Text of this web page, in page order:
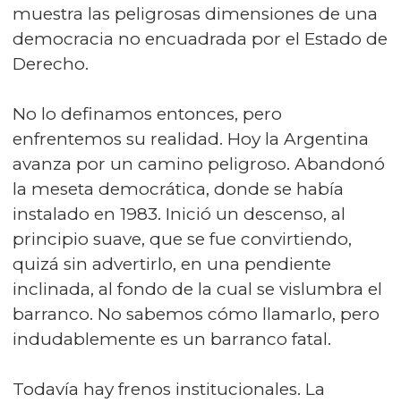
muestra las peligrosas dimensiones de una
democracia no encuadrada por el Estado de
Derecho.
No lo definamos entonces, pero
enfrentemos su realidad. Hoy la Argentina
avanza por un camino peligroso. Abandonó
la meseta democrática, donde se había
instalado en 1983. Inició un descenso, al
principio suave, que se fue convirtiendo,
quizá sin advertirlo, en una pendiente
inclinada, al fondo de la cual se vislumbra el
barranco. No sabemos cómo llamarlo, pero
indudablemente es un barranco fatal.
Todavía hay frenos institucionales. La